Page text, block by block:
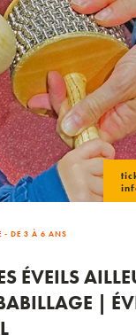
- DE 3 À 6 ANS
ÉVEILS
|